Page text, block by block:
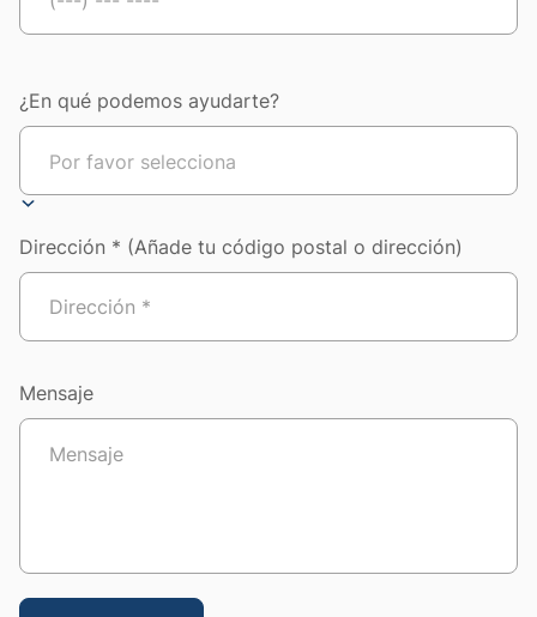
¿En qué podemos ayudarte?
Dirección * (Añade tu código postal o dirección)
Mensaje